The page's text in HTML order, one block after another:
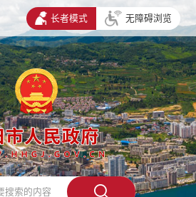
长者模式 无障碍浏览